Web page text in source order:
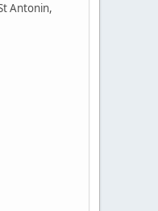
Antonin,